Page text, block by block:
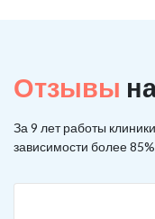
Отзывы
За 9 лет работы
зависимости более